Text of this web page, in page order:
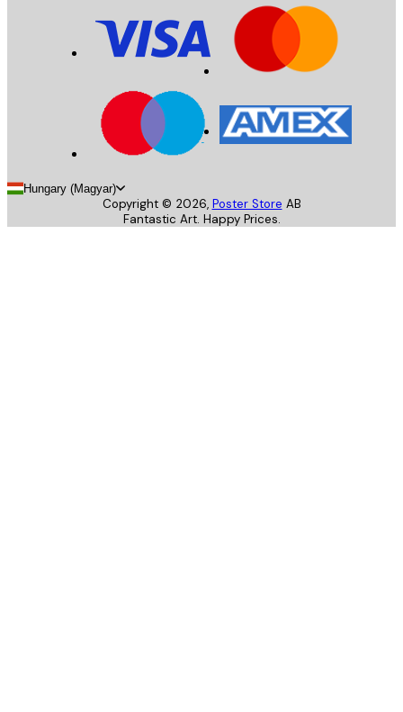
Hungary (Magyar)
Copyright © 2026, Poster Store AB
Fantastic Art. Happy Prices.